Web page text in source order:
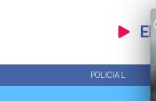
POLICIAL